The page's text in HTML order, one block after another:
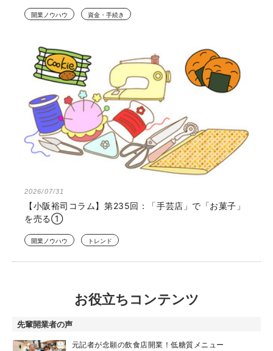
開業ノウハウ 資金・手続き
2026/07/31
【小阪裕司コラム】第235回：「手芸店」で「お菓子」
を売る①
開業ノウハウ トレンド
お役立ちコンテンツ
先輩開業者の声
元記者が念願の飲食店開業！低糖質メニュー